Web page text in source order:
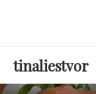
tinaliestvor